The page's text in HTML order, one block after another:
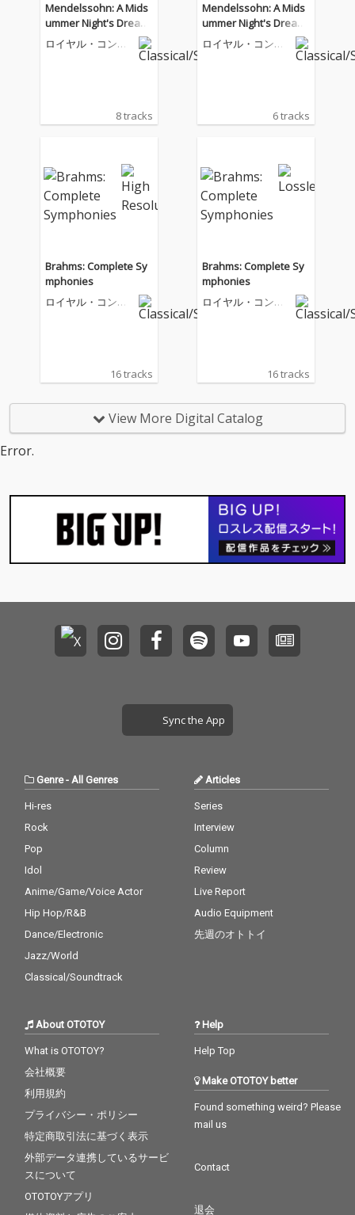
Mendelssohn: A Mids
ummer Night's Dream,
Incidental Music, Op. 6
1; Schubert: Rosamun
ロイヤル・コンセ
8 tracks
Mendelssohn: A Mids
ummer Night's Dream,
Incidental Music, Op. 6
1; Schubert: Rosamun
ロイヤル・コンセ
6 tracks
Brahms: Complete Sy
mphonies
ロイヤル・コンセ
16 tracks
Brahms: Complete Sy
mphonies
ロイヤル・コンセ
16 tracks
View More Digital Catalog
Error.
Sync the App
Genre- All Genres
Hi-res
Rock
Pop
Idol
Anime/Game/Voice Actor
Hip Hop/R&B
Dance/Electronic
Jazz/World
Classical/Soundtrack
Articles
Series
Interview
Column
Review
Live Report
Audio Equipment
先週のオトトイ
About OTOTOY
What is OTOTOY?
会社概要
利用規約
プライバシー・ポリシー
特定商取引法に基づく表示
外部データ連携しているサービ
スについて
OTOTOYアプリ
Help
Help Top
Make OTOTOY better
Found something weird? Please
mail us
Contact
退会